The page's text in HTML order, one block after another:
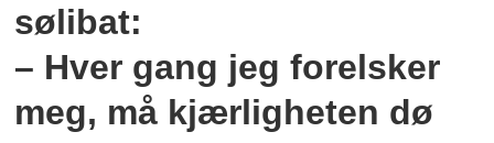
sølibat:
– Hver gang jeg forelsker
meg, må kjærligheten dø